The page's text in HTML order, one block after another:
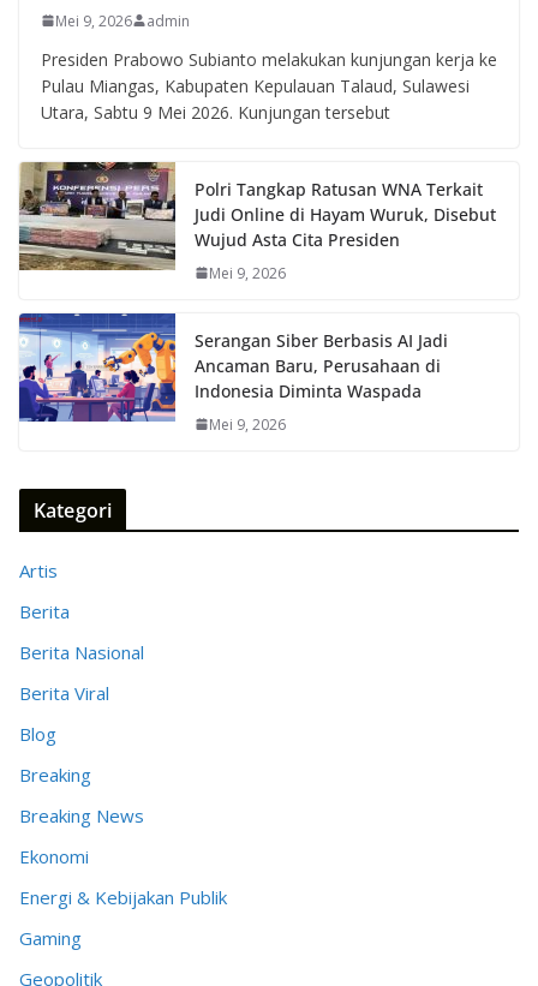
Mei 9, 2026 admin
Presiden Prabowo Subianto melakukan kunjungan kerja ke
Pulau Miangas, Kabupaten Kepulauan Talaud, Sulawesi
Utara, Sabtu 9 Mei 2026. Kunjungan tersebut
Polri Tangkap Ratusan WNA Terkait
Judi Online di Hayam Wuruk, Disebut
Wujud Asta Cita Presiden
Mei 9, 2026
Serangan Siber Berbasis AI Jadi
Ancaman Baru, Perusahaan di
Indonesia Diminta Waspada
Mei 9, 2026
Kategori
Artis
Berita
Berita Nasional
Berita Viral
Blog
Breaking
Breaking News
Ekonomi
Energi & Kebijakan Publik
Gaming
Geopolitik